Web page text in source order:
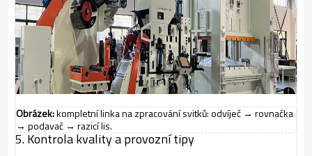
Obrázek:kompletní linka na zpracování svitků: odvíječ → rovnačka
→ podavač → razicí lis.
5. Kontrola kvality a provozní tipy